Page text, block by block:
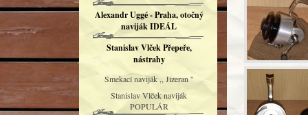
Alexandr Uggé - Praha, otočný
naviják IDEÁL
Stanislav Vlček Přepeře,
nástrahy
Smekací naviják ,, Jizeran ''
Stanislav Vlček naviják
POPULÁR